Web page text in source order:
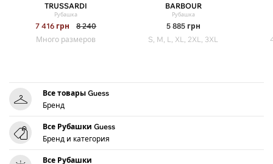
TRUSSARDI
Рубашка
7 416 грн
8 240
Много размеров
BARBOUR
Рубашка
5 885 грн
S, M, L, XL, 2XL, 3XL
Все товары Guess
Бренд
Все Рубашки Guess
Бренд и категория
Все Рубашки